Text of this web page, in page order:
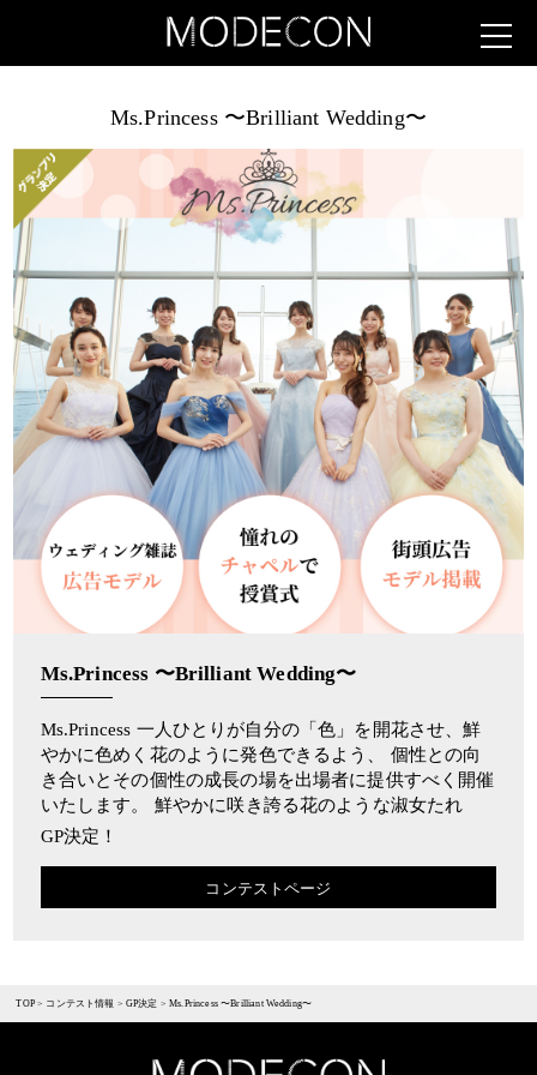
Ms.Princess 〜Brilliant Wedding〜
Ms.Princess 〜Brilliant Wedding〜
Ms.Princess 一人ひとりが自分の「色」を開花させ、鮮
やかに色めく花のように発色できるよう、 個性との向
き合いとその個性の成長の場を出場者に提供すべく開催
いたします。 鮮やかに咲き誇る花のような淑女たれ
GP決定！
コンテストページ
TOP> コンテスト情報 >GP決定 >Ms.Princess 〜Brilliant Wedding〜